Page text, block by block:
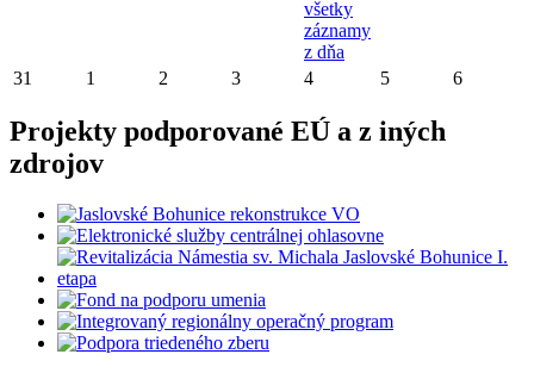
všetky
záznamy
z dňa
31 1 2 3 4 5 6
Projekty podporované EÚ a z iných
zdrojov